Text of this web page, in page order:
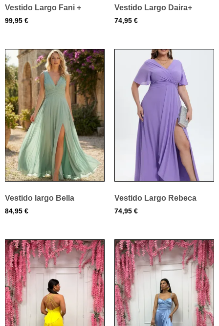
Vestido Largo Fani +
99,95 €
Vestido Largo Daira+
74,95 €
Vestido largo Bella
84,95 €
Vestido Largo Rebeca
74,95 €